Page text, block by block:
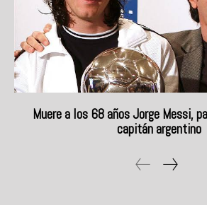
Muere a los 68 años Jorge Messi,
capitán argentino